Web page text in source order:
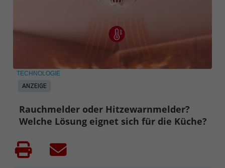
ANZEIGE
TECHNOLOGIE
Rauchmelder oder Hitzewarnmelder?
Welche Lösung eignet sich für die Küche?